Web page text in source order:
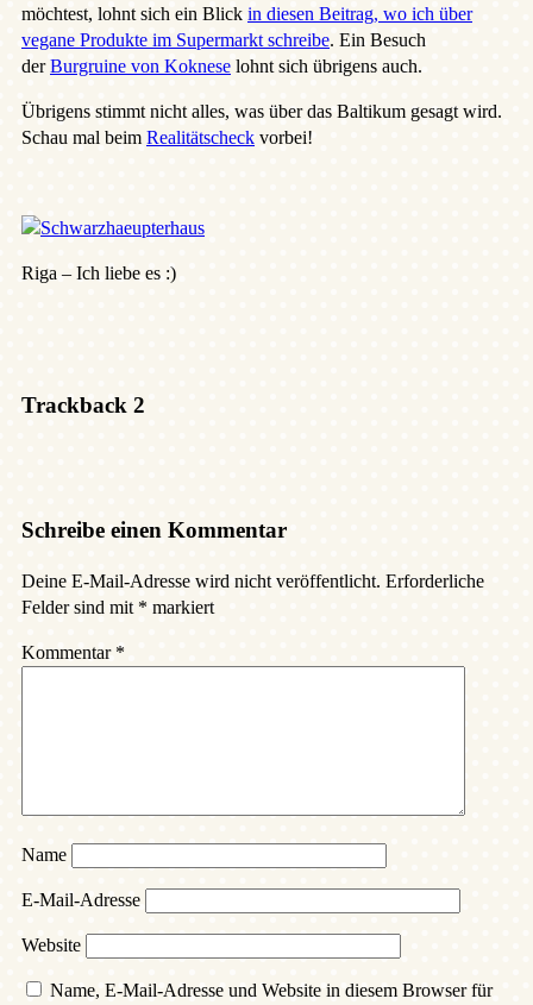
möchtest, lohnt sich ein Blick in diesen Beitrag, wo ich über
vegane Produkte im Supermarkt schreibe. Ein Besuch
derBurgruine von Koknese lohnt sich übrigens auch.
Übrigens stimmt nicht alles, was über das Baltikum gesagt wird.
Schau mal beim Realitätscheck vorbei!
Riga – Ich liebe es :)
Trackback 2
Schreibe einen Kommentar
Deine E-Mail-Adresse wird nicht veröffentlicht. Erforderliche
Felder sind mit * markiert
Kommentar *
Name
E-Mail-Adresse
Website
Name, E-Mail-Adresse und Website in diesem Browser für